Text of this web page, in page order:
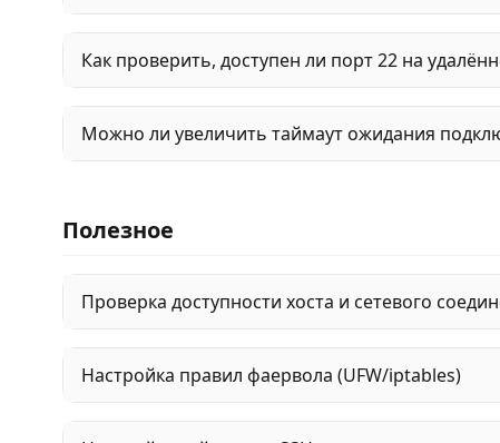
Как проверить, доступен ли порт 22 на
Можно ли увеличить таймаут ожидания
Полезное
Проверка доступности хоста и сетевого
Настройка правил фаервола (UFW/iptables)